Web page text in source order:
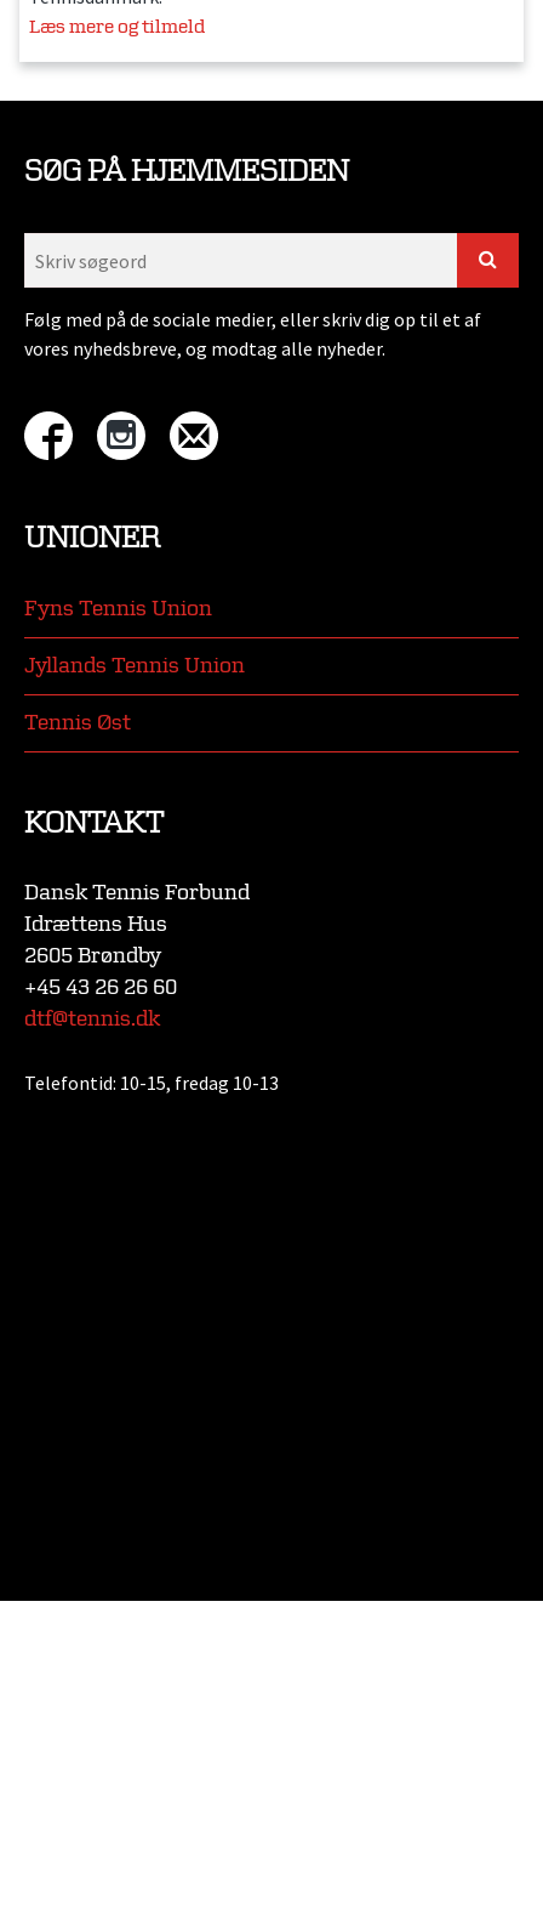
Læs mere og tilmeld
SØG PÅ HJEMMESIDEN
Følg med på de sociale medier, eller skriv dig op til et af
vores nyhedsbreve, og modtag alle nyheder.
UNIONER
Fyns Tennis Union
Jyllands Tennis Union
Tennis Øst
KONTAKT
Dansk Tennis Forbund
Idrættens Hus
2605 Brøndby
+45 43 26 26 60
dtf@tennis.dk
Telefontid: 10-15, fredag 10-13